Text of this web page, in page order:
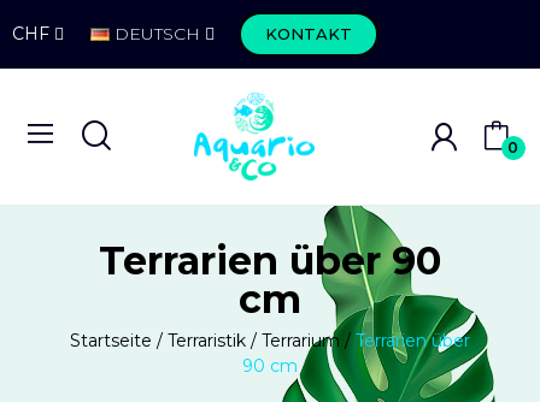
CHF DEUTSCH KONTAKT
0
Terrarien über 90
cm
Startseite Terraristik Terrarium
Terrarien über
90 cm